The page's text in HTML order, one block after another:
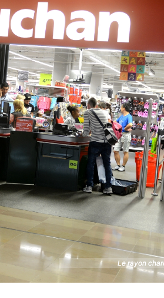
Le rayon
Le rayon